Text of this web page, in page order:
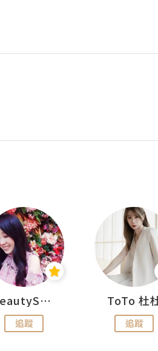
BeautySearch
追蹤
ToTo 杜
追蹤